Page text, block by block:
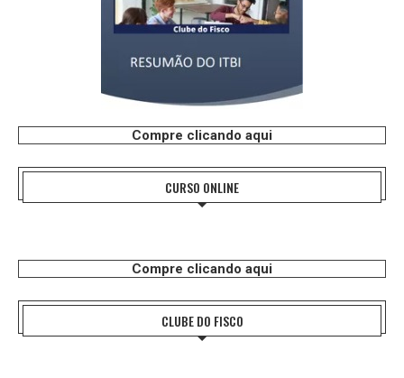
Compre clicando aqui
CURSO ONLINE
Compre clicando aqui
CLUBE DO FISCO